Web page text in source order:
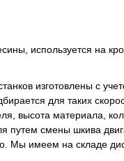
используется на
изготовлены с
для таких
высота материала,
смены шкива
Мы имеем на